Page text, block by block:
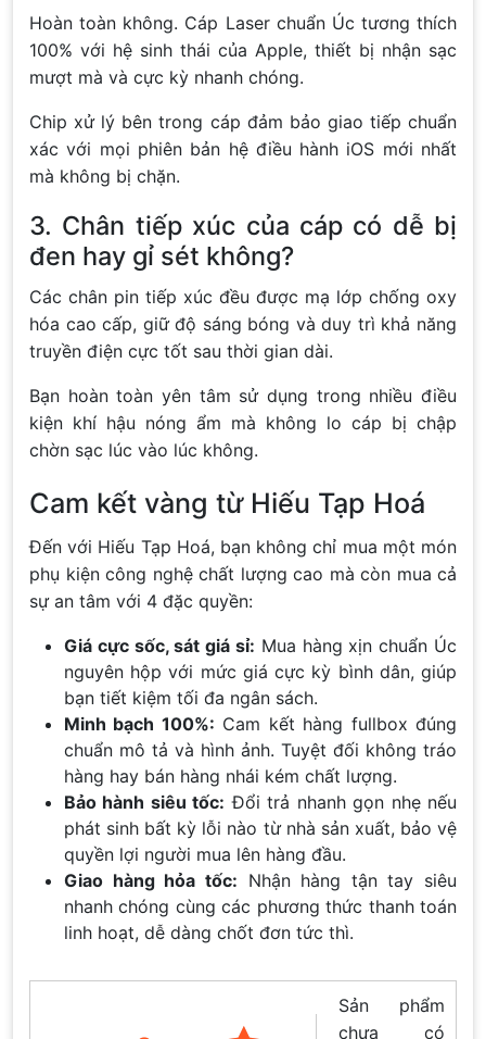
Hoàn toàn không. Cáp Laser chuẩn Úc tương thích
100% với hệ sinh thái của Apple, thiết bị nhận sạc
mượt mà và cực kỳ nhanh chóng.
Chip xử lý bên trong cáp đảm bảo giao tiếp chuẩn
xác với mọi phiên bản hệ điều hành iOS mới nhất
mà không bị chặn.
3. Chân tiếp xúc của cáp có dễ bị
đen hay gỉ sét không?
Các chân pin tiếp xúc đều được mạ lớp chống oxy
hóa cao cấp, giữ độ sáng bóng và duy trì khả năng
truyền điện cực tốt sau thời gian dài.
Bạn hoàn toàn yên tâm sử dụng trong nhiều điều
kiện khí hậu nóng ẩm mà không lo cáp bị chập
chờn sạc lúc vào lúc không.
Cam kết vàng từ Hiếu Tạp Hoá
Đến với Hiếu Tạp Hoá, bạn không chỉ mua một món
phụ kiện công nghệ chất lượng cao mà còn mua cả
sự an tâm với 4 đặc quyền:
Giá cực sốc, sát giá sỉ: Mua hàng xịn chuẩn Úc
nguyên hộp với mức giá cực kỳ bình dân, giúp
bạn tiết kiệm tối đa ngân sách.
Minh bạch 100%: Cam kết hàng fullbox đúng
chuẩn mô tả và hình ảnh. Tuyệt đối không tráo
hàng hay bán hàng nhái kém chất lượng.
Bảo hành siêu tốc: Đổi trả nhanh gọn nhẹ nếu
phát sinh bất kỳ lỗi nào từ nhà sản xuất, bảo vệ
quyền lợi người mua lên hàng đầu.
Giao hàng hỏa tốc: Nhận hàng tận tay siêu
nhanh chóng cùng các phương thức thanh toán
linh hoạt, dễ dàng chốt đơn tức thì.
Sản phẩm
chưa có